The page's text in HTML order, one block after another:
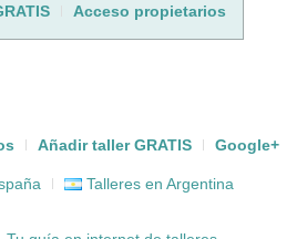
Acceso propietarios
Añadir taller GRATIS Google+
Talleres en Argentina